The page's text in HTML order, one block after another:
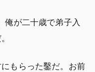
俺が二十歳で弟子入
にもらった鑿だ。お前